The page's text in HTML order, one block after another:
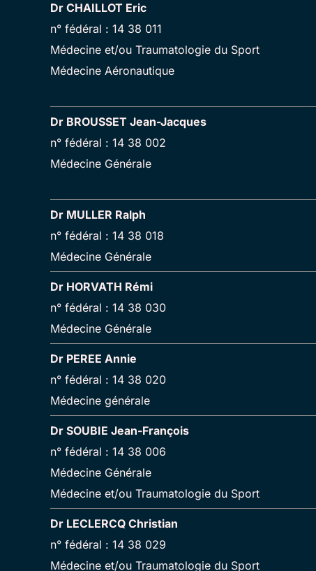
Dr CHAILLOT Eric
n° fédéral : 14 38 011
Médecine et/ou Traumatologie du Sport
Médecine Aéronautique
Dr BROUSSET Jean-Jacques
n° fédéral : 14 38 002
Médecine Générale
Dr MULLER Ralph
n° fédéral : 14 38 018
Médecine Générale
Dr HORVATH Rémi
n° fédéral : 14 38 030
Médecine Générale
Dr PEREE Annie
n° fédéral : 14 38 020
Médecine générale
Dr SOUBIE Jean-François
n° fédéral : 14 38 006
Médecine Générale
Médecine et/ou Traumatologie du Sport
Dr LECLERCQ Christian
n° fédéral : 14 38 029
Médecine et/ou Traumatologie du Sport